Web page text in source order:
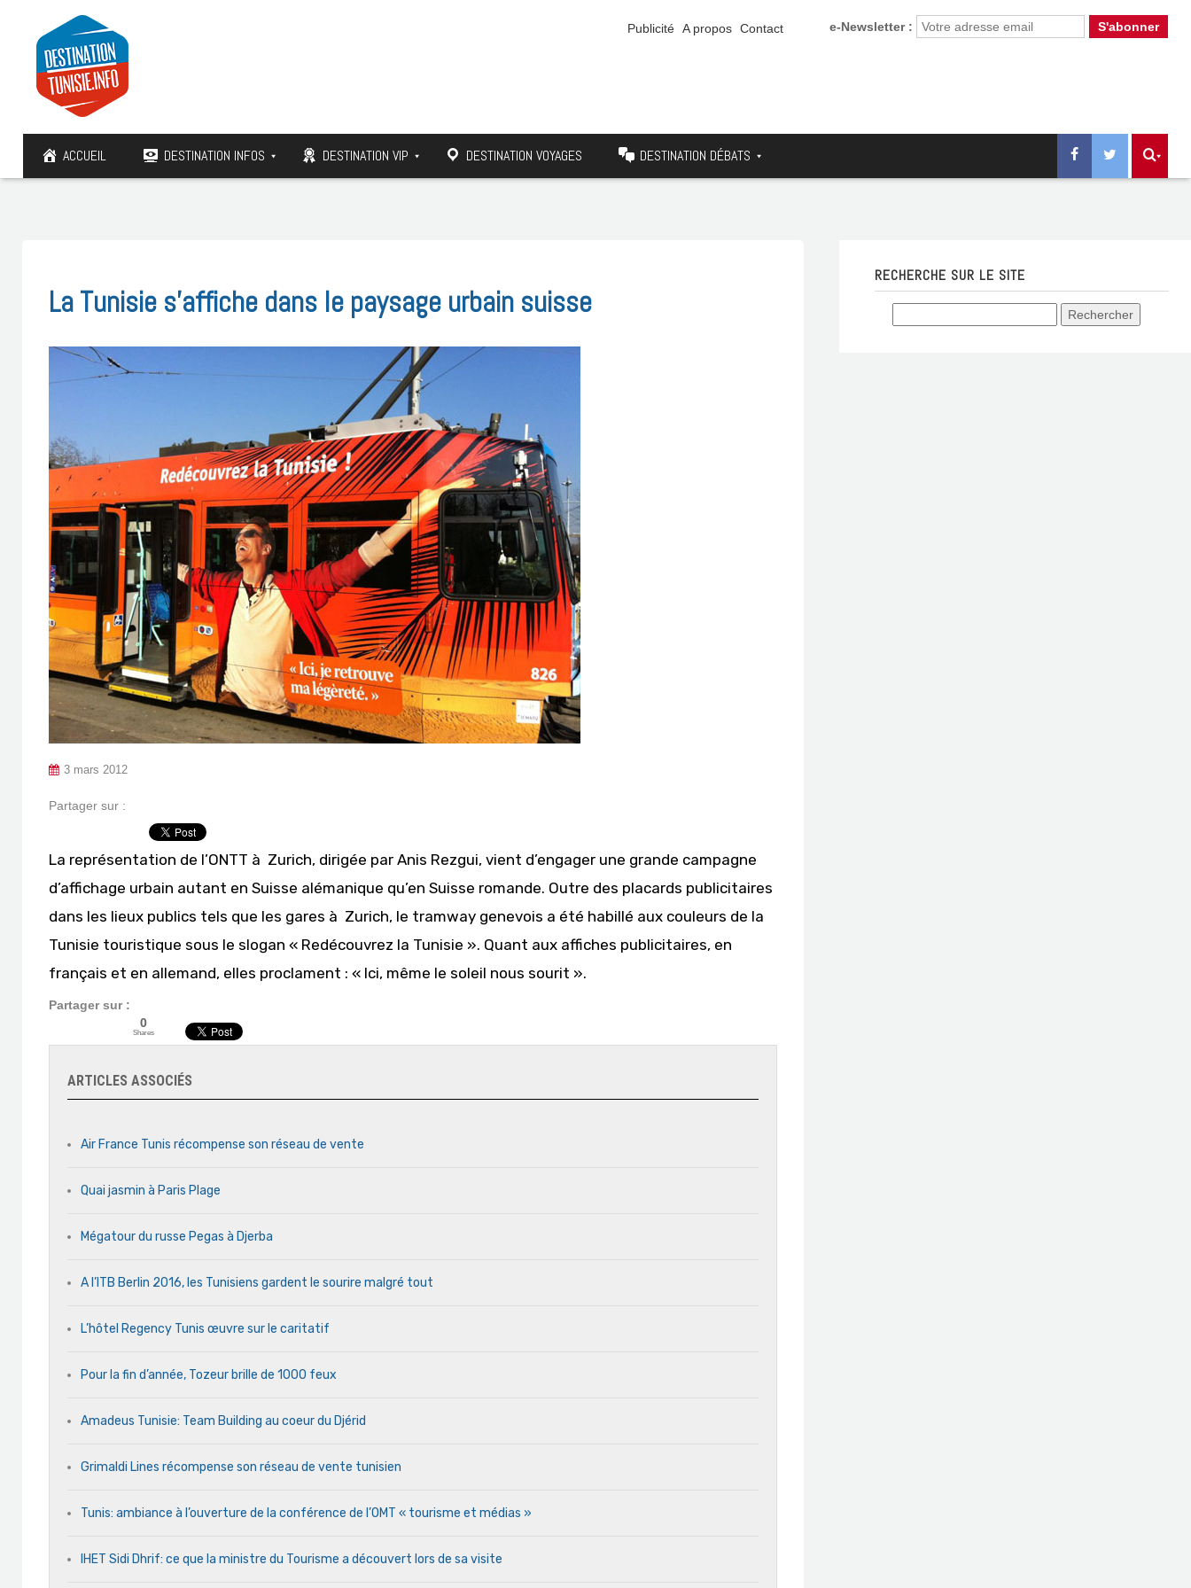
e-Newsletter :
Publicité A propos Contact
ACCUEIL DESTINATION INFOS DESTINATION VIP DESTINATION VOYAGES DESTINATION DÉBATS
La Tunisie s’affiche dans le paysage urbain suisse
3 mars 2012
Partager sur :
La représentation de l’ONTT à Zurich, dirigée par Anis Rezgui, vient d’engager une grande campagne
d’affichage urbain autant en Suisse alémanique qu’en Suisse romande. Outre des placards publicitaires
dans les lieux publics tels que les gares à Zurich, le tramway genevois a été habillé aux couleurs de la
Tunisie touristique sous le slogan « Redécouvrez la Tunisie ». Quant aux affiches publicitaires, en
français et en allemand, elles proclament : « Ici, même le soleil nous sourit ».
Partager sur :
0
Shares
ARTICLES ASSOCIÉS
Air France Tunis récompense son réseau de vente
Quai jasmin à Paris Plage
Mégatour du russe Pegas à Djerba
A l’ITB Berlin 2016, les Tunisiens gardent le sourire malgré tout
L’hôtel Regency Tunis œuvre sur le caritatif
Pour la fin d’année, Tozeur brille de 1000 feux
Amadeus Tunisie: Team Building au coeur du Djérid
Grimaldi Lines récompense son réseau de vente tunisien
Tunis: ambiance à l’ouverture de la conférence de l’OMT « tourisme et médias »
IHET Sidi Dhrif: ce que la ministre du Tourisme a découvert lors de sa visite
RECHERCHE SUR LE SITE